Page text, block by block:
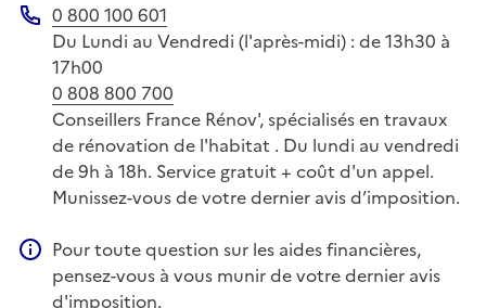
Téléphone
0 800 100 601
Du Lundi au Vendredi (l'après-midi) : de 13h30 à
17h00
0 808 800 700
Conseillers France Rénov', spécialisés en travaux
de rénovation de l'habitat . Du lundi au vendredi
de 9h à 18h. Service gratuit + coût d'un appel.
Munissez-vous de votre dernier avis d’imposition.
Information complémentaire
Pour toute question sur les aides financières,
pensez-vous à vous munir de votre dernier avis
d'imposition.